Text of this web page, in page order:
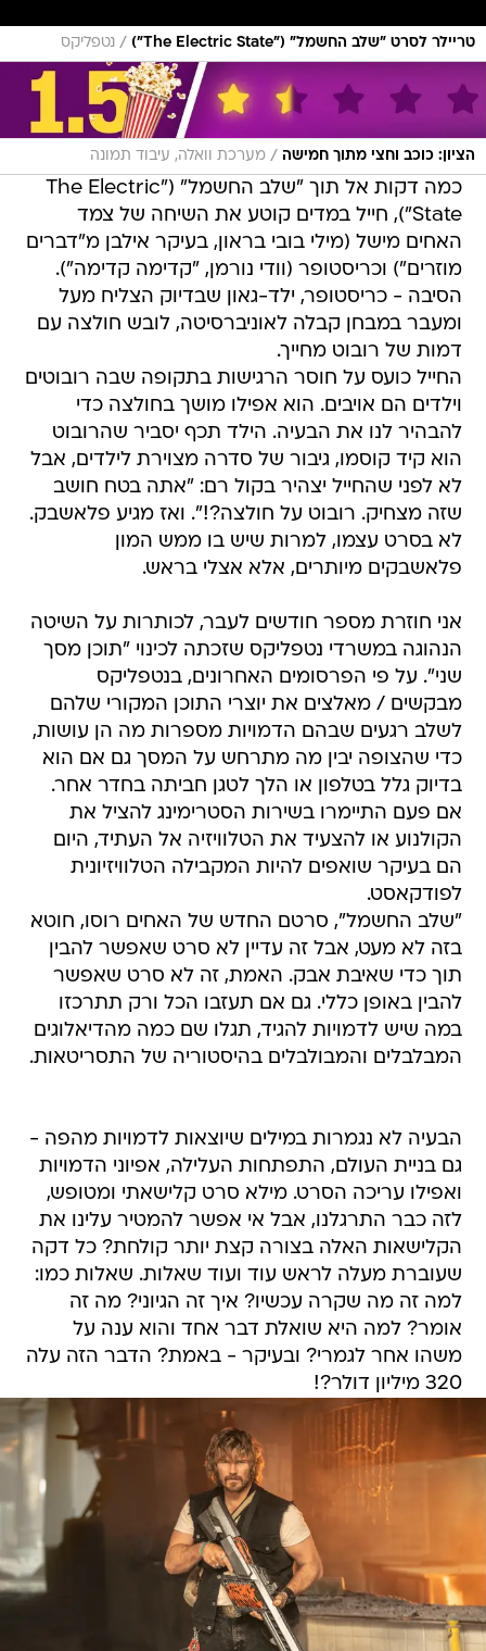
טריילר לסרט "שלב החשמל" ("The Electric State") / נטפליקס
הציון: כוכב וחצי מתוך חמישה / מערכת וואלה, עיבוד תמונה
כמה דקות אל תוך "שלב החשמל" ("The Electric
State"), חייל במדים קוטע את השיחה של צמד
האחים מישל (מילי בובי בראון, בעיקר אילבן מ"דברים
מוזרים") וכריסטופר (וודי נורמן, "קדימה קדימה").
הסיבה - כריסטופר, ילד-גאון שבדיוק הצליח מעל
ומעבר במבחן קבלה לאוניברסיטה, לובש חולצה עם
דמות של רובוט מחייך.
החייל כועס על חוסר הרגישות בתקופה שבה רובוטים
וילדים הם אויבים. הוא אפילו מושך בחולצה כדי
להבהיר לנו את הבעיה. הילד תכף יסביר שהרובוט
הוא קיד קוסמו, גיבור של סדרה מצוירת לילדים, אבל
לא לפני שהחייל יצהיר בקול רם: "אתה בטח חושב
שזה מצחיק. רובוט על חולצה?!". ואז מגיע פלאשבק.
לא בסרט עצמו, למרות שיש בו ממש המון
פלאשבקים מיותרים, אלא אצלי בראש.
אני חוזרת מספר חודשים לעבר, לכותרות על השיטה
הנהוגה במשרדי נטפליקס שזכתה לכינוי "תוכן מסך
שני". על פי הפרסומים האחרונים, בנטפליקס
מבקשים / מאלצים את יוצרי התוכן המקורי שלהם
לשלב רגעים שבהם הדמויות מספרות מה הן עושות,
כדי שהצופה יבין מה מתרחש על המסך גם אם הוא
בדיוק גלל בטלפון או הלך לטגן חביתה בחדר אחר.
אם פעם התיימרו בשירות הסטרימינג להציל את
הקולנוע או להצעיד את הטלוויזיה אל העתיד, היום
הם בעיקר שואפים להיות המקבילה הטלוויזיונית
לפודקאסט.
"שלב החשמל", סרטם החדש של האחים רוסו, חוטא
בזה לא מעט, אבל זה עדיין לא סרט שאפשר להבין
תוך כדי שאיבת אבק. האמת, זה לא סרט שאפשר
להבין באופן כללי. גם אם תעזבו הכל ורק תתרכזו
במה שיש לדמויות להגיד, תגלו שם כמה מהדיאלוגים
המבלבלים והמבולבלים בהיסטוריה של התסריטאות.
הבעיה לא נגמרות במילים שיוצאות לדמויות מהפה -
גם בניית העולם, התפתחות העלילה, אפיוני הדמויות
ואפילו עריכה הסרט. מילא סרט קלישאתי ומטופש,
לזה כבר התרגלנו, אבל אי אפשר להמטיר עלינו את
הקלישאות האלה בצורה קצת יותר קולחת? כל דקה
שעוברת מעלה לראש עוד ועוד שאלות. שאלות כמו:
למה זה מה שקרה עכשיו? איך זה הגיוני? מה זה
אומר? למה היא שואלת דבר אחד והוא ענה על
משהו אחר לגמרי? ובעיקר - באמת? הדבר הזה עלה
320 מיליון דולר?!